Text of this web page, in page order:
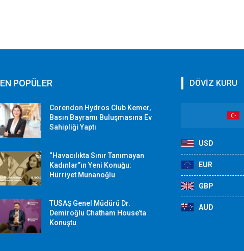
EN POPÜLER
Corendon Hydros Club Kemer,
Basın Bayramı Buluşmasına Ev
Sahipliği Yaptı
“Havacılıkta Sınır Tanımayan
Kadınlar”ın Yeni Konuğu:
Hürriyet Munanoğlu
TUSAŞ Genel Müdürü Dr.
Demiroğlu Chatham House’ta
Konuştu
DÖVİZ KURU
USD
EUR
GBP
AUD